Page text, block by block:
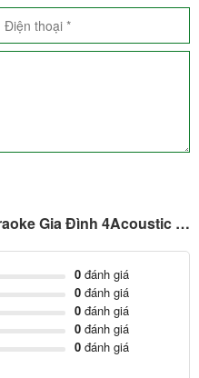
Reviews - Đánh giá Dàn Karaoke Gia Đình 4Acoustic Si10 [Dàn 02]
0đánh giá
0đánh giá
0đánh giá
0đánh giá
0đánh giá